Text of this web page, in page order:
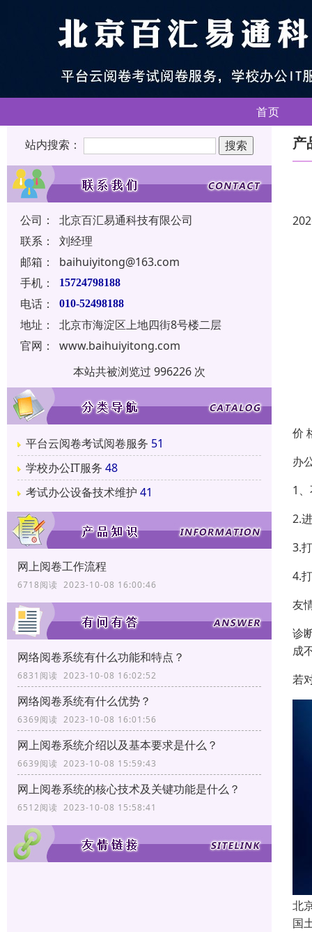
首页
站内搜索：
公司：
北京百汇易通科技有限公司
联系：
刘经理
邮箱：
baihuiyitong@163.com
手机：
15724798188
电话： 010-52498188
地址：
北京市海淀区上地四街8号楼二层
官网：
www.baihuiyitong.com
本站共被浏览过 996226 次
平台云阅卷考试阅卷服务 51
学校办公IT服务 48
考试办公设备技术维护 41
网上阅卷工作流程
6718阅读 2023-10-08 16:00:46
网络阅卷系统有什么功能和特点？
6831阅读 2023-10-08 16:02:52
网络阅卷系统有什么优势？
6369阅读 2023-10-08 16:01:56
网上阅卷系统介绍以及基本要求是什么？
6639阅读 2023-10-08 15:59:43
网上阅卷系统的核心技术及关键功能是什么？
6512阅读 2023-10-08 15:58:41
产
价
办
1
2.
3.
4.
友
诊
成
若
北
国